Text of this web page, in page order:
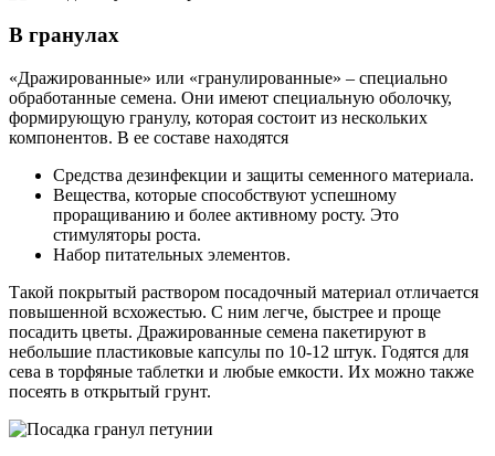
В гранулах
«Дражированные» или «гранулированные» – специально
обработанные семена. Они имеют специальную оболочку,
формирующую гранулу, которая состоит из нескольких
компонентов. В ее составе находятся
Средства дезинфекции и защиты семенного материала.
Вещества, которые способствуют успешному
проращиванию и более активному росту. Это
стимуляторы роста.
Набор питательных элементов.
Такой покрытый раствором посадочный материал отличается
повышенной всхожестью. С ним легче, быстрее и проще
посадить цветы. Дражированные семена пакетируют в
небольшие пластиковые капсулы по 10-12 штук. Годятся для
сева в торфяные таблетки и любые емкости. Их можно также
посеять в открытый грунт.